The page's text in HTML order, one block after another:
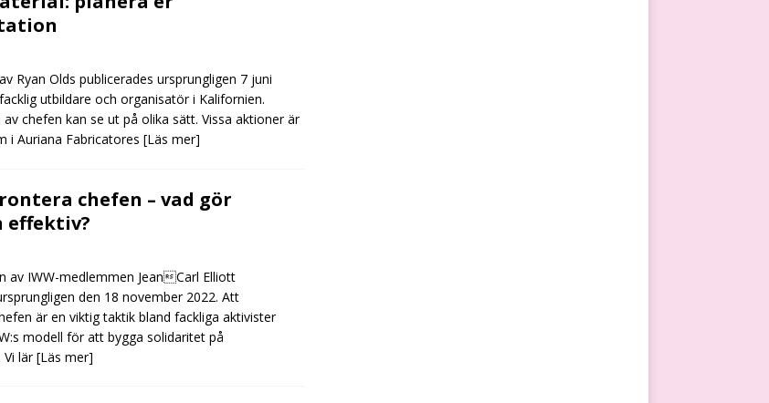
Ryan Olds publicerades ursprungligen 7 juni
utbildare och organisatör i Kalifornien.
chefen kan se ut på olika sätt. Vissa aktioner är
i Auriana Fabricatores [Läs mer]
chefen – vad gör
effektiv?
av IWW-medlemmen JeanCarl Elliott
den 18 november 2022. Att
är en viktig taktik bland fackliga aktivister
modell för att bygga solidaritet på
Vi lär[Läs mer]